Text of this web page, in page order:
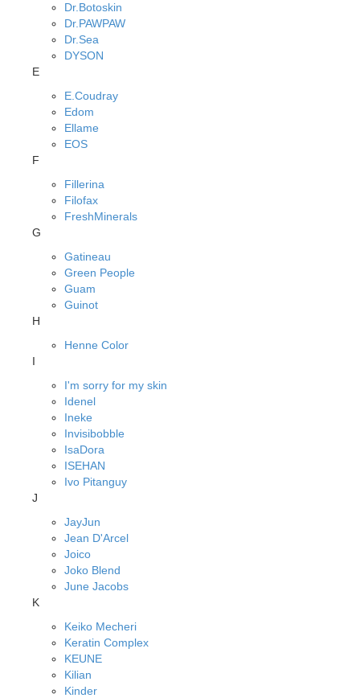
Dr.Botoskin
Dr.PAWPAW
Dr.Sea
DYSON
E
E.Coudray
Edom
Ellame
EOS
F
Fillerina
Filofax
FreshMinerals
G
Gatineau
Green People
Guam
Guinot
H
Henne Color
I
I'm sorry for my skin
Idenel
Ineke
Invisibobble
IsaDora
ISEHAN
Ivo Pitanguy
J
JayJun
Jean D'Arcel
Joico
Joko Blend
June Jacobs
K
Keiko Mecheri
Keratin Complex
KEUNE
Kilian
Kinder